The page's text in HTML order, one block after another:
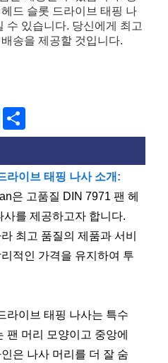
드 슬롯 드라이브 태핑 나
수 있습니다. 당신에게 최고
송을 제공할 것입니다.
LinkedIn
라이브 태핑 나사 소개:
은 고품질 DIN 7971 팬 헤
를 제공하고자 합니다.
최고 품질의 제품과 서비
적인 가격을 유지하여 투
라이브 태핑 나사는 특수
팬 머리 모양이고 중앙에
은 나사 머리를 더 잘 숨